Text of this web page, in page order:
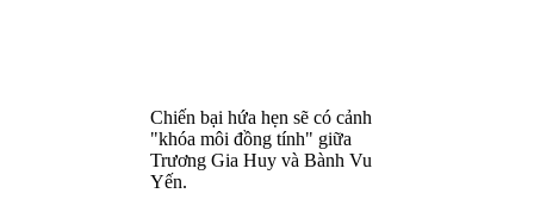
Chiến bại hứa hẹn sẽ có cảnh
"khóa môi đồn‌g tín‌h" giữa
Trương Gia Huy và Bành Vu
Yến.